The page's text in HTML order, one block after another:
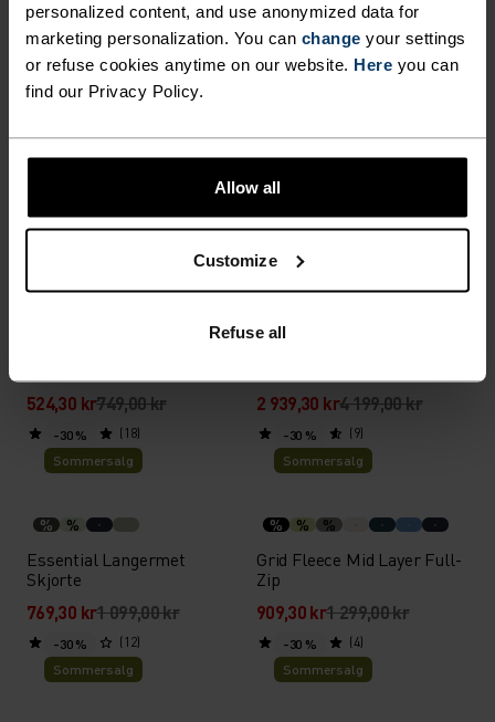
personalized content, and use anonymized data for
marketing personalization. You can change your settings
or refuse cookies anytime on our website. Here you can
find our Privacy Policy.
Allow all
Customize
Refuse all
(10)
-30 %
Sommersalg
Zeroweight Print Løpejakke
(3)
-30 %
Sommersalg
Essential Seamless
Langermet Løpe T-Skjorte
454,30 kr
(2)
-30 %
524,30 kr749,00 kr
(18)
-30 %
Sommersalg
2 939,30 kr4 199,00 kr
(9)
-30 %
Sommersalg
% %
Essential Langermet
Skjorte
769,30 kr1 099,00 kr
(12)
-30 %
Sommersalg
% % %
Grid Fleece Mid Layer Full-
Zip
909,30 kr1 299,00 kr
(4)
-30 %
Sommersalg
-30 %
Sommersalg